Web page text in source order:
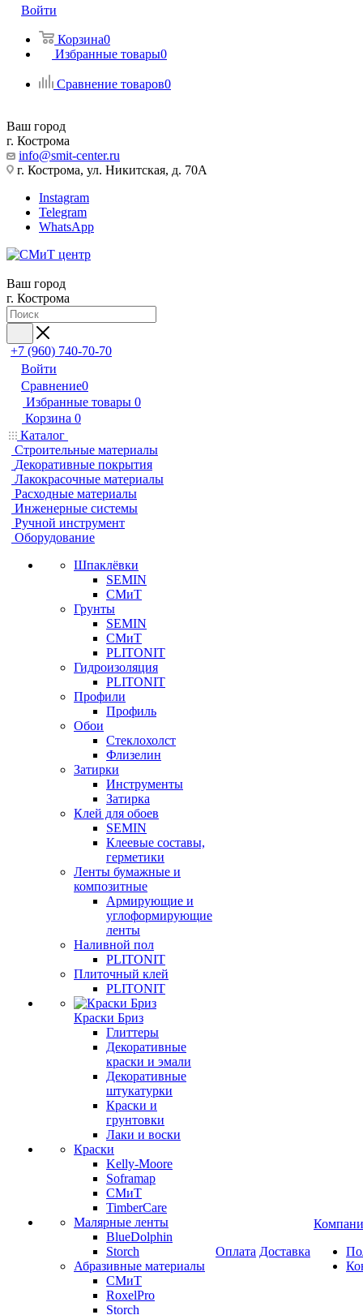
Войти
Корзина0
Избранные товары0
Сравнение товаров0
Ваш город
г. Кострома
info@smit-center.ru
г. Кострома, ул. Никитская, д. 70А
Instagram
Telegram
WhatsApp
Ваш город
г. Кострома
+7 (960) 740-70-70
Войти
Сравнение0
Избранные товары 0
Корзина 0
Каталог
Строительные материалы
Декоративные покрытия
Лакокрасочные материалы
Расходные материалы
Инженерные системы
Ручной инструмент
Оборудование
Шпаклёвки
SEMIN
СМиТ
Грунты
SEMIN
СМиТ
PLITONIT
Гидроизоляция
PLITONIT
Профили
Профиль
Обои
Стеклохолст
Флизелин
Затирки
Инструменты
Затирка
Клей для обоев
SEMIN
Клеевые составы,
герметики
Ленты бумажные и
композитные
Армирующие и
углоформирующие
ленты
Наливной пол
PLITONIT
Плиточный клей
PLITONIT
Краски Бриз
Глиттеры
Декоративные
краски и эмали
Декоративные
штукатурки
Краски и
грунтовки
Лаки и воски
Краски
Kelly-Moore
Soframap
СМиТ
TimberCare
Малярные ленты
BlueDolphin
Storch
Абразивные материалы
СМиТ
RoxelPro
Storch
Оплата Доставка